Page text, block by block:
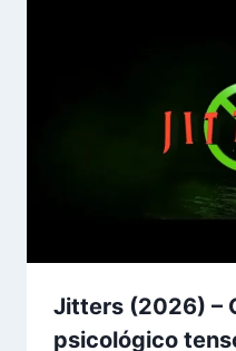
Jitters (2026) –
psicológico